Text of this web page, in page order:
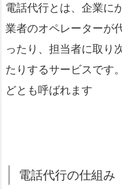
電話代行とは、企業に
業者のオペレーターが
ったり、担当者に取り
たりするサービスです
どとも呼ばれます
電話代行の仕組み